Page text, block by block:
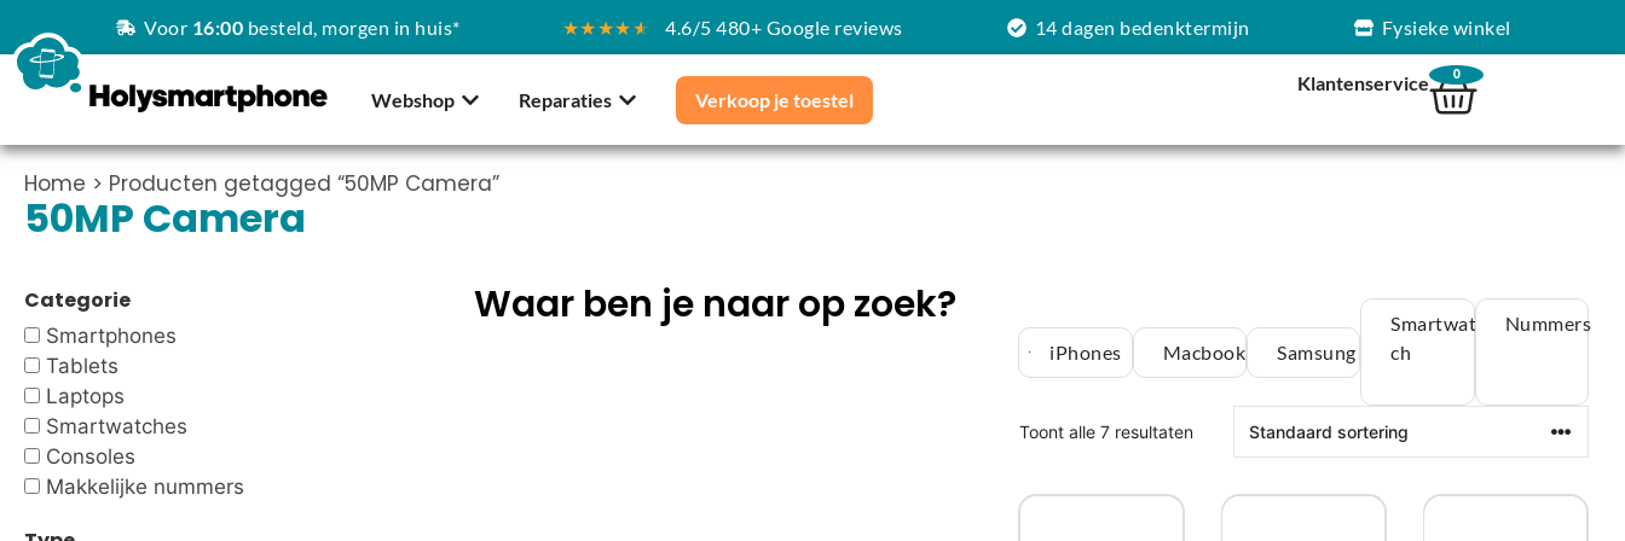
Voor 16:00 besteld, morgen in huis* ★★★★★ 4.6/5 480+ Google reviews 14 dagen bedenktermijn Fysieke winkel
Webshop Reparaties Verkoop je toestel
Klantenservice 0
Home > Producten getagged “50MP Camera”
50MP Camera
Categorie
Smartphones
Tablets
Laptops
Smartwatches
Consoles
Makkelijke nummers
Waar ben je naar op zoek?
iPhones Macbook Samsung
Smartwat
ch
Nummers
Toont alle 7 resultaten